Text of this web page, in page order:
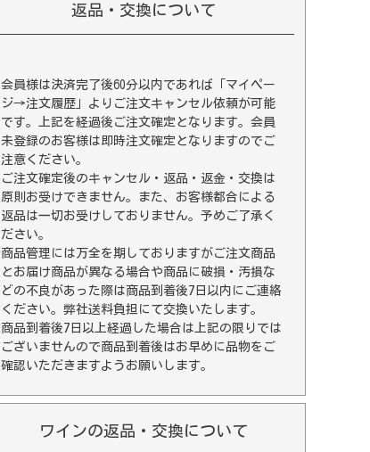
返品・交換について
会員様は決済完了後60分以内であれば 「マイペー
ジ→注文履歴」 よりご注文キャンセル依頼が可能
です。上記を経過後ご注文確定となります。会員
未登録のお客様は即時注文確定となりますのでご
注意ください。
ご注文確定後のキャンセル・返品・返金・交換は
原則お受けできません。また、お客様都合による
返品は一切お受けしておりません。予めご了承く
ださい。
商品管理には万全を期しておりますがご注文商品
とお届け商品が異なる場合や商品に破損・汚損な
どの不良があった際は商品到着後7日以内にご連絡
ください。弊社送料負担にて交換いたします。
商品到着後7日以上経過した場合は上記の限りでは
ございませんので商品到着後はお早めに品物をご
確認いただきますようお願いします。
ワインの返品・交換について